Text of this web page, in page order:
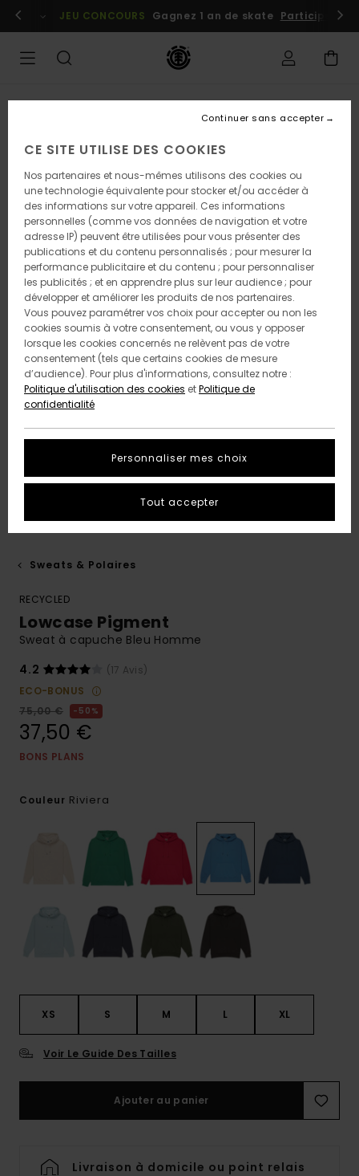
l'information
Se connecter / s'inscrire
JEU CONCOURS Gagnez 1 an de skate Participez
Sweats & Polaires
RECYCLED
Lowcase Pigment
Sweat à capuche Bleu Homme
4.2
(17 Avis)
ECO-BONUS
75,00 €
50%
37,50 €
BONS PLANS
Couleur Riviera
XS S M L XL
Voir Le Guide Des Tailles
Ajouter au panier
Livraison à domicile ou point relais
CE SITE UTILISE DES COOKIES
Nos partenaires et nous-mêmes utilisons des cookies ou
une technologie équivalente pour stocker et/ou accéder à
des informations sur votre appareil. Ces informations
personnelles (comme vos données de navigation et votre
adresse IP) peuvent être utilisées pour vous présenter des
publications et du contenu personnalisés ; pour mesurer la
performance publicitaire et du contenu ; pour personnaliser
les publicités ; et en apprendre plus sur leur audience ; pour
développer et améliorer les produits de nos partenaires.
Vous pouvez paramétrer vos choix pour accepter ou non les
cookies soumis à votre consentement, ou vous y opposer
lorsque les cookies concernés ne relèvent pas de votre
consentement (tels que certains cookies de mesure
d’audience). Pour plus d'informations, consultez notre :
Politique d'utilisation des cookies etPolitique de
confidentialité
Personnaliser mes choix
Continuer sans accepter
Tout accepter